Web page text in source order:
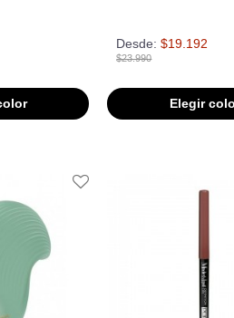
Desde: $19.192
$23.990
Elegir